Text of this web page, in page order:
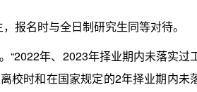
名时与全日制研究生同等对待。
年、2023年择业期内未落实过
校时和在国家规定的2年择业期内未